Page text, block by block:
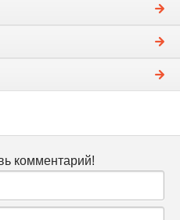
комментарий!